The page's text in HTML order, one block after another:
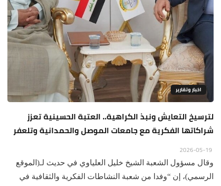
اخبار وتقارير
لترسيخ التعايش ونبذ الكراهية.. العتبة الحسينية تعزز
شراكاتها الفكرية مع جامعات الموصل والحمدانية وتلعفر
وقال مسؤول الشعبة الشيخ خليل العلياوي في حديث لـ(الموقع
الرسمي)، إن “وفدا من شعبة النشاطات الفكرية والثقافية في